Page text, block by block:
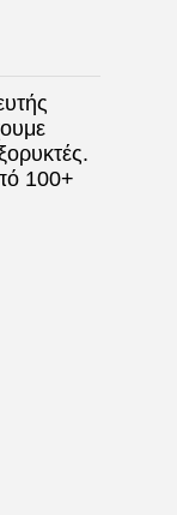
100+